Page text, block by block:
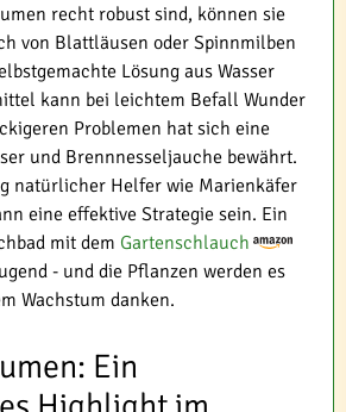
recht robust sind, können sie
von Blattläusen oder Spinnmilben
Lösung aus Wasser
kann bei leichtem Befall Wunder
Problemen hat sich eine
und Brennnesseljauche bewährt.
natürlicher Helfer wie Marienkäfer
eine effektive Strategie sein. Ein
mit dem Gartenschlauch
- und die Pflanzen werden es
Wachstum danken.
Ein